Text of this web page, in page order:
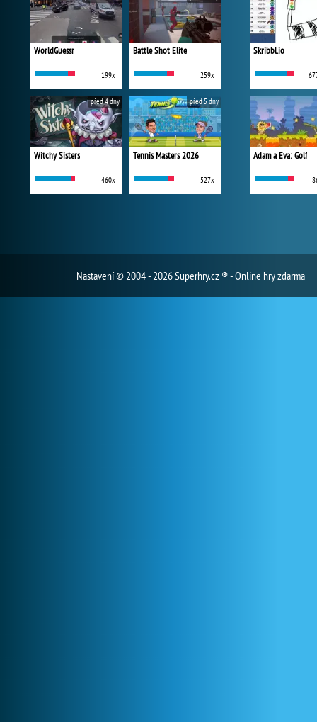
WorldGuessr
199x
Battle Shot Elite
259x
Witchy Sisters
460x
před 4 dny
Tennis Masters 2026
527x
před 5 dny
Skribbl.io
Adam a Eva: Golf
Nastavení© 2004 - 2026 Superhry.cz ® - Online hry zdarma